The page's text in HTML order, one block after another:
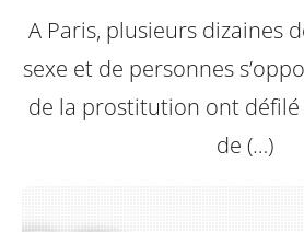
A Paris, plusieurs dizaines
sexe et de personnes
de la prostitution ont
de (…)